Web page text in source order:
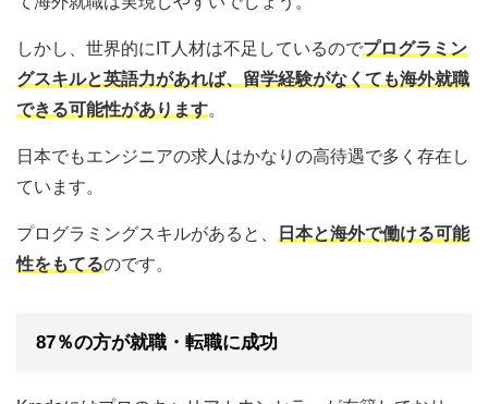
しかし、世界的にIT人材は不足しているのでプログラミン
グスキルと英語力があれば、留学経験がなくても海外就職
できる可能性があります。
日本でもエンジニアの求人はかなりの高待遇で多く存在し
ています。
プログラミングスキルがあると、
日本と海外で働ける可能
性をもてるのです。
87％の方が就職・転職に成功